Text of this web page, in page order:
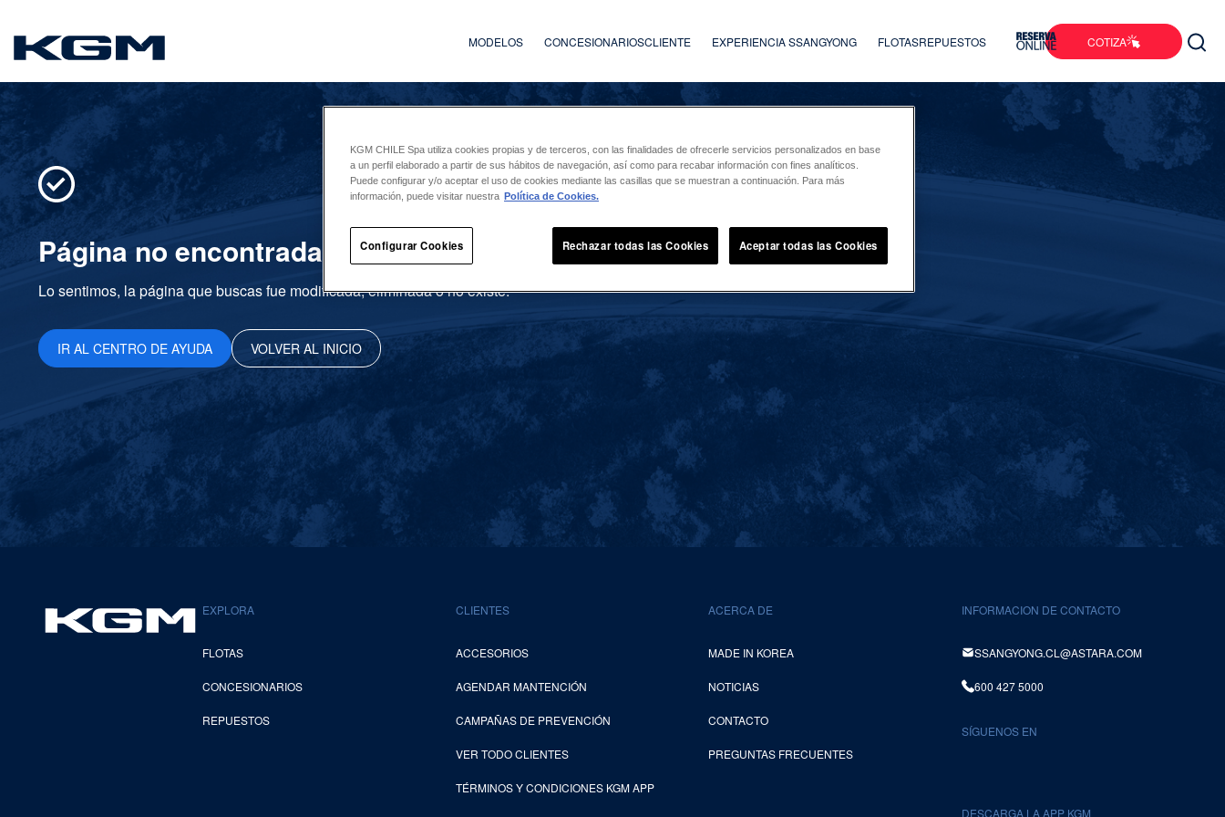
SsangYong MODELOS CONCESIONARIOSCLIENTE EXPERIENCIA SSANGYONG FLOTASREPUESTOS COTIZA
Página no encontrada
Lo sentimos, la página que buscas fue modificada, eliminada o no existe.
IR AL CENTRO DE AYUDA VOLVER AL INICIO
EXPLORA
FLOTAS
CONCESIONARIOS
REPUESTOS
CLIENTES
ACCESORIOS
AGENDAR MANTENCIÓN
CAMPAÑAS DE PREVENCIÓN
VER TODO CLIENTES
TÉRMINOS Y CONDICIONES KGM APP
ACERCA DE
MADE IN KOREA
NOTICIAS
CONTACTO
PREGUNTAS FRECUENTES
INFORMACION DE CONTACTO
SSANGYONG.CL@ASTARA.COM
600 427 5000
SÍGUENOS EN
DESCARGA LA APP KGM
KGM CHILE Spa utiliza cookies propias y de terceros, con las finalidades de ofrecerle servicios personalizados en base
a un perfil elaborado a partir de sus hábitos de navegación, así como para recabar información con fines analíticos.
Puede configurar y/o aceptar el uso de cookies mediante las casillas que se muestran a continuación. Para más
información, puede visitar nuestra Política de Cookies.
Configurar Cookies Rechazar todas las Cookies Aceptar todas las Cookies